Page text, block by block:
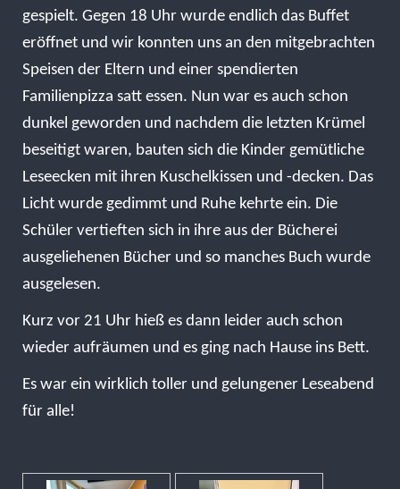
gespielt. Gegen 18 Uhr wurde endlich das Buffet
eröffnet und wir konnten uns an den mitgebrachten
Speisen der Eltern und einer spendierten
Familienpizza satt essen. Nun war es auch schon
dunkel geworden und nachdem die letzten Krümel
beseitigt waren, bauten sich die Kinder gemütliche
Leseecken mit ihren Kuschelkissen und -decken. Das
Licht wurde gedimmt und Ruhe kehrte ein. Die
Schüler vertieften sich in ihre aus der Bücherei
ausgeliehenen Bücher und so manches Buch wurde
ausgelesen.
Kurz vor 21 Uhr hieß es dann leider auch schon
wieder aufräumen und es ging nach Hause ins Bett.
Es war ein wirklich toller und gelungener Leseabend
für alle!​